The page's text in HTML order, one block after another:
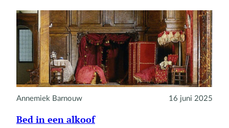
Annemiek Barnouw 16 juni 2025
Bed in een alkoof